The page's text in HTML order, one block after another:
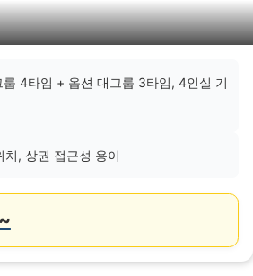
룹 4타임 + 옵션 대그룹 3타임, 4인실 기
치, 상권 접근성 용이